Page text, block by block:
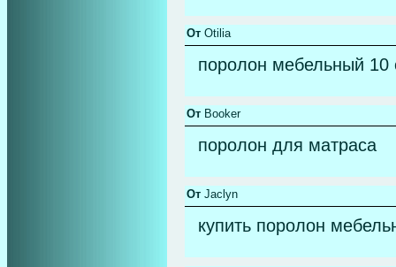
От Otilia
поролон мебельный 10
От Booker
поролон для матраса
От Jaclyn
купить поролон